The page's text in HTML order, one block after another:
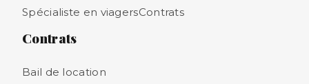
Spécialiste en viagersContrats
Contrats
Bail de location